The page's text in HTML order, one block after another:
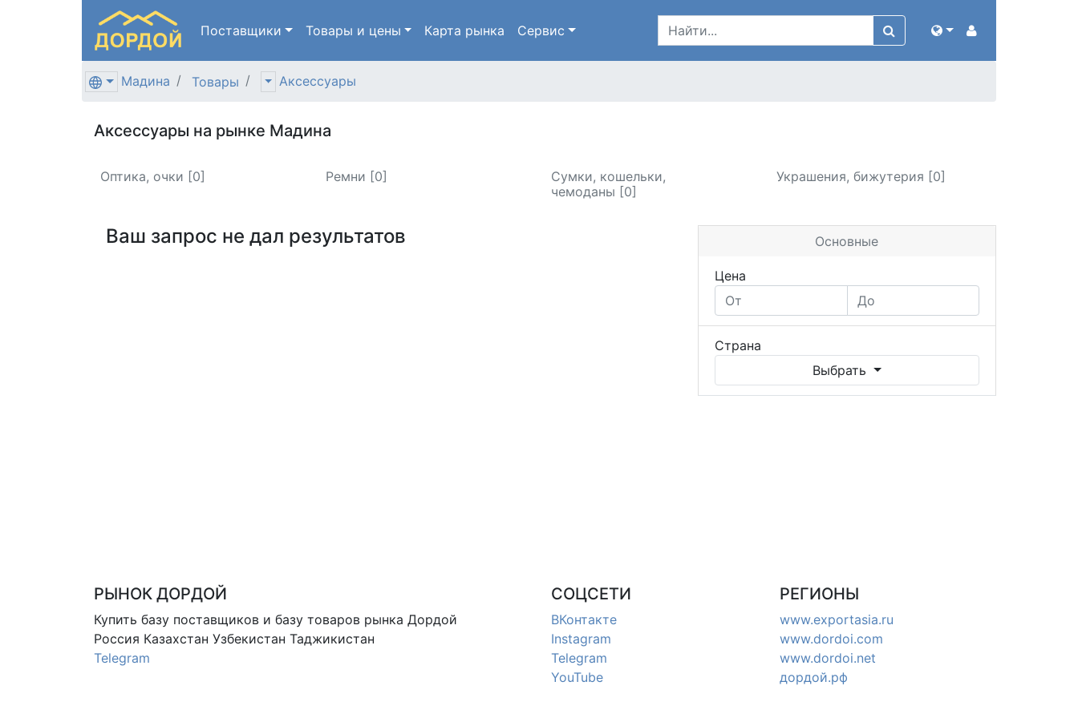
Поставщики Товары и цены Карта рынка Сервис
Мадина Товары Аксессуары
Аксессуары на рынке Мадина
Оптика, очки [0] Ремни [0]
Сумки, кошельки,
чемоданы [0]
Украшения, бижутерия [0]
Ваш запрос не дал результатов Основные
Цена
Страна
Выбрать
РЫНОК ДОРДОЙ
Купить базу поставщиков и базу товаров рынка Дордой
Россия Казахстан Узбекистан Таджикистан
Telegram
СОЦСЕТИ
ВКонтакте
Instagram
Telegram
YouTube
РЕГИОНЫ
www.exportasia.ru
www.dordoi.com
www.dordoi.net
дордой.рф